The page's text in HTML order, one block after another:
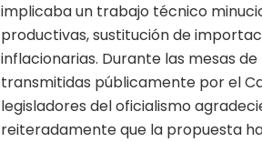
implicaba un trabajo técnico
productivas, sustitución de
inflacionarias. Durante las mesas
transmitidas públicamente por el
legisladores del oficialismo
reiteradamente que la propuesta